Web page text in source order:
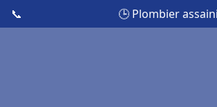
📞 🕒 Plombier